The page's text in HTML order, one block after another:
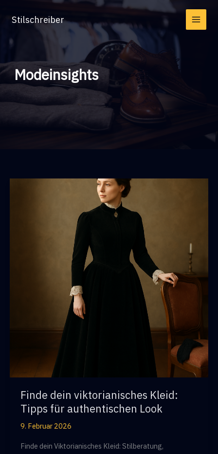
InhaltStilschreiber
Modeinsights
Finde dein viktorianisches Kleid:
Tipps für authentischen Look
9. Februar 2026
Finde dein Viktorianisches Kleid: Stilberatung,